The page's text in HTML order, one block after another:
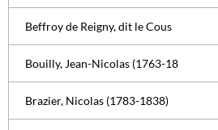
Beffroy de Reigny, dit le Cous
Bouilly, Jean-Nicolas (1763-18
Brazier, Nicolas (1783-1838)